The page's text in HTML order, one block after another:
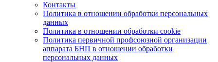
Контакты
Политика в отношении обработки персональных
данных
Политика в отношении обработки cookie
Политика первичной профсоюзной организации
аппарата БНП в отношении обработки
персональных данных